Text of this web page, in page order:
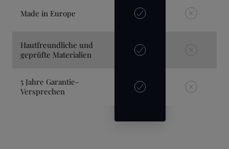
Made in Europe
Hautfreundliche und
geprüfte Materialien
5 Jahre Garantie-
Versprechen